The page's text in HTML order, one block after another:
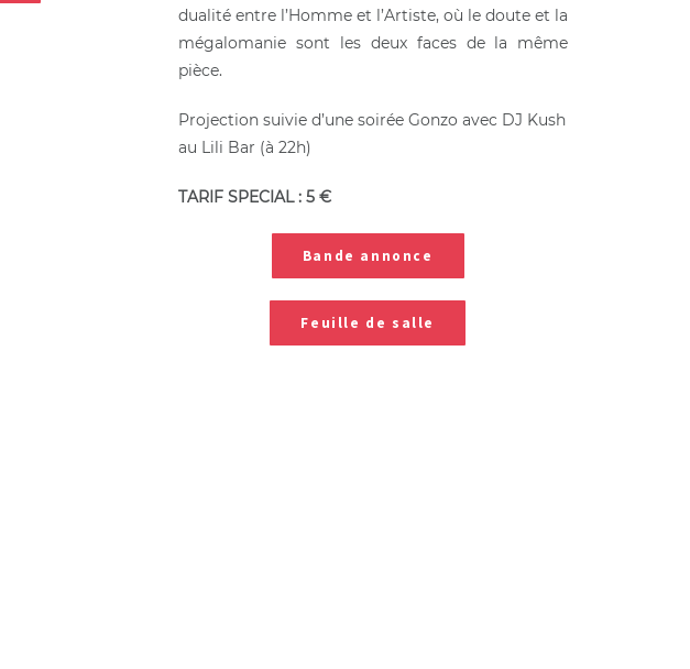
dualité entre l’Homme et l’Artiste, où le doute et la
mégalomanie sont les deux faces de la même
pièce.
Projection suivie d’une soirée Gonzo avec DJ Kush
au Lili Bar (à 22h)
TARIF SPECIAL : 5 €
Bande annonce
Feuille de salle